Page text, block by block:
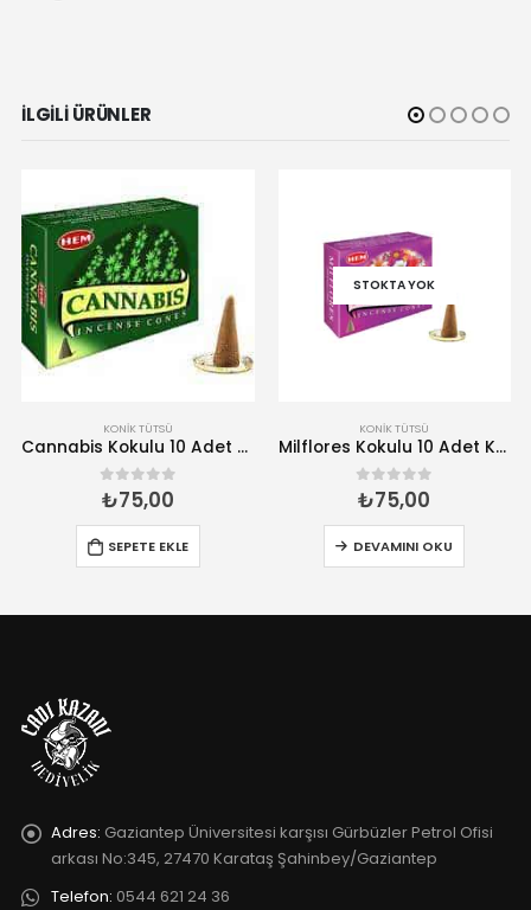
İLGILI ÜRÜNLER
KONIK TÜTSÜ
Cannabis Kokulu 10 Adet Konik Tütsü
0 5 üzerinden
₺75,00
SEPETE EKLE
STOKTA YOK
KONIK TÜTSÜ
Milflores Kokulu 10 Adet Konik Tütsü
0 5 üzerinden
₺75,00
DEVAMINI OKU
Adres: Gaziantep Üniversitesi karşısı Gürbüzler Petrol Ofisi
arkası No:345, 27470 Karataş Şahinbey/Gaziantep
Telefon: 0544 621 24 36